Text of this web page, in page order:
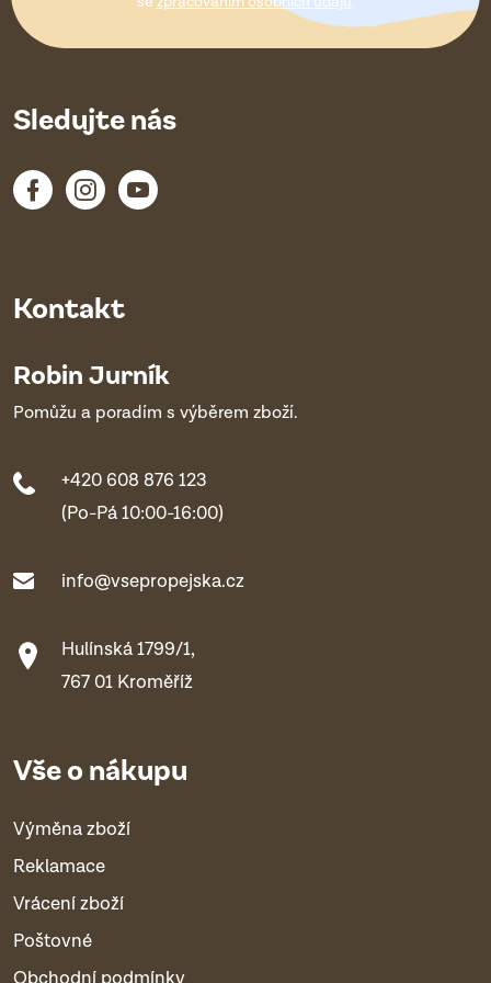
Kontakt
Robin Jurník
Pomůžu a poradím s výběrem zboží.
+420 608 876 123
(Po-Pá 10:00-16:00)
info@vsepropejska.cz
Hulínská 1799/1,
767 01 Kroměříž
Vše o nákupu
Výměna zboží
Reklamace
Vrácení zboží
Poštovné
Sledujte nás